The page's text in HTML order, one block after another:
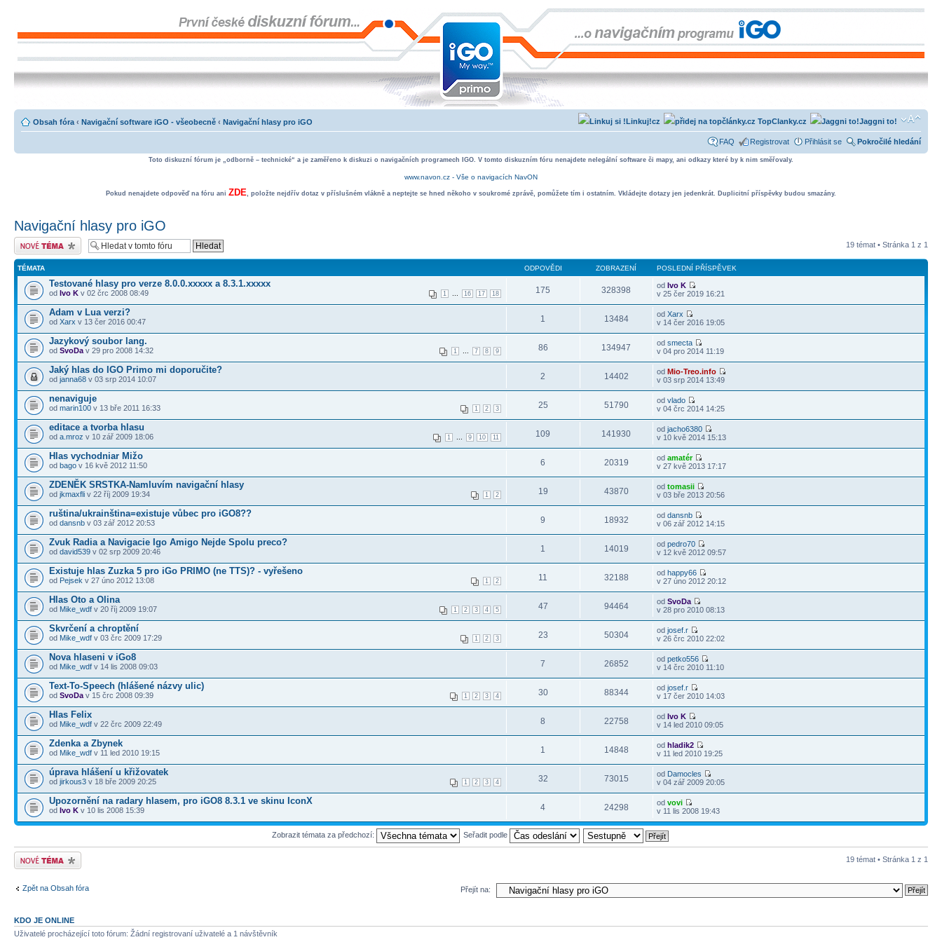
Obsah fóra ‹ Navigační software iGO - všeobecně ‹ Navigační hlasy pro iGO Jaggni to!
TopClanky.cz
Linkuj!cz
FAQ Registrovat Přihlásit se Pokročilé hledání
Toto diskuzní fórum je „odborně – technické“ a je zaměřeno k diskuzi o navigačních programech IGO. V tomto diskuzním fóru nenajdete nelegální software či mapy, ani odkazy které by k nim směřovaly.
www.navon.cz - Vše o navigacích NavON
Pokud nenajdete odpověď na fóru ani ZDE, položte nejdřív dotaz v příslušném vlákně a neptejte se hned někoho v soukromé zprávě, pomůžete tím i ostatním. Vkládejte dotazy jen jedenkrát. Duplicitní příspěvky budou smazány.
Navigační hlasy pro iGO
Odeslat nové téma 19 témat • Stránka 1 z 1
TÉMATA ODPOVĚDI ZOBRAZENÍ POSLEDNÍ PŘÍSPĚVEK
Testované hlasy pro verze 8.0.0.xxxxx a 8.3.1.xxxxx
1 16 17 18
od Ivo K v 02 črc 2008 08:49 175 328398 odIvo K
v 25 čer 2019 16:21
Adam v Lua verzi?
od Xarx v 13 čer 2016 00:47 1 13484 odXarx
v 14 čer 2016 19:05
Jazykový soubor lang.
1 7 8 9
od SvoDa v 29 pro 2008 14:32 86 134947 odsmecta
v 04 pro 2014 11:19
Jaký hlas do IGO Primo mi doporučite?
od janna68 v 03 srp 2014 10:07 2 14402 odMio-Treo.info
v 03 srp 2014 13:49
nenaviguje
1 2 3
od marin100 v 13 bře 2011 16:33 25 51790 odvlado
v 04 črc 2014 14:25
editace a tvorba hlasu
1 9 10 11
od a.mroz v 10 zář 2009 18:06 109 141930 odjacho6380
v 10 kvě 2014 15:13
Hlas vychodniar Mižo
od bago v 16 kvě 2012 11:50 6 20319 odamatér
v 27 kvě 2013 17:17
ZDENĚK SRSTKA-Namluvím navigační hlasy
1 2
od jkmaxfli v 22 říj 2009 19:34 19 43870 odtomasii
v 03 bře 2013 20:56
ruština/ukrainština=existuje vůbec pro iGO8??
od dansnb v 03 zář 2012 20:53 9 18932 oddansnb
v 06 zář 2012 14:15
Zvuk Radia a Navigacie Igo Amigo Nejde Spolu preco?
od david539 v 02 srp 2009 20:46 1 14019 odpedro70
v 12 kvě 2012 09:57
Existuje hlas Zuzka 5 pro iGo PRIMO (ne TTS)? - vyřešeno
1 2
od Pejsek v 27 úno 2012 13:08 11 32188 odhappy66
v 27 úno 2012 20:12
Hlas Oto a Olina
1 2 3 4 5
od Mike_wdf v 20 říj 2009 19:07 47 94464 odSvoDa
v 28 pro 2010 08:13
Skvrčení a chroptění
1 2 3
od Mike_wdf v 03 črc 2009 17:29 23 50304 odjosef.r
v 26 črc 2010 22:02
Nova hlaseni v iGo8
od Mike_wdf v 14 lis 2008 09:03 7 26852 odpetko556
v 14 črc 2010 11:10
Text-To-Speech (hlášené názvy ulic)
1 2 3 4
od SvoDa v 15 črc 2008 09:39 30 88344 odjosef.r
v 17 čer 2010 14:03
Hlas Felix
od Mike_wdf v 22 črc 2009 22:49 8 22758 odIvo K
v 14 led 2010 09:05
Zdenka a Zbynek
od Mike_wdf v 11 led 2010 19:15 1 14848 odhladik2
v 11 led 2010 19:25
úprava hlášení u křižovatek
1 2 3 4
od jirkous3 v 18 bře 2009 20:25 32 73015 od Damocles
v 04 zář 2009 20:05
Upozornění na radary hlasem, pro iGO8 8.3.1 ve skinu IconX
od Ivo K v 10 lis 2008 15:39 4 24298 odvovi
v 11 lis 2008 19:43
Zobrazit témata za předchozí: Seřadit podle
Odeslat nové téma 19 témat • Stránka 1 z 1
Zpět na Obsah fóra Přejít na:
KDO JE ONLINE
Uživatelé procházející toto fórum: Žádní registrovaní uživatelé a 1 návštěvník